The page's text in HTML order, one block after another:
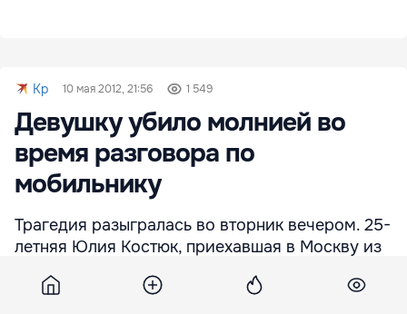
Kp 10 мая 2012, 21:56 1 549
Девушку убило молнией во
время разговора по
мобильнику
Трагедия разыгралась во вторник вечером. 25-
летняя Юлия Костюк, приехавшая в Москву из
Владимирской улице, что на востоке столицы.